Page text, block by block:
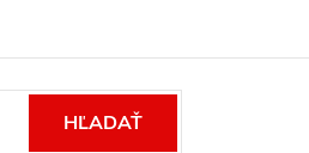
HĽADAŤ